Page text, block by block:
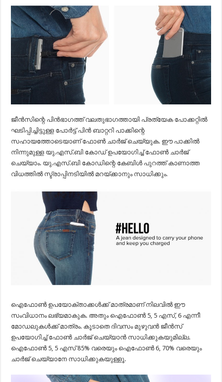
ജീൻസിന്റെ പിൻഭാഗത്ത് വലതുഭാഗത്തായി പ്രത്യേക പോക്കറ്റിൽ
ഘടിപ്പിച്ചിട്ടുള്ള പോർട്ട് പിൻ ബാറ്ററി പാക്കിന്റെ
സഹായത്തോടെയാണ് ഫോൺ ചാർജ് ചെയ്യുക. ഈ പാക്കിൽ
നിന്നുമുള്ള യു.എസ്.ബി കോഡ് ഉപയോഗിച്ച് ഫോൺ ചാർജ്
ചെയ്യാം. യു.എസ്.ബി കോഡിന്റെ കേബിൾ പുറത്ത് കാണാത്ത
വിധത്തിൽ സ്ട്രാപ്പിനടിയിൽ മറയ്ക്കാനും സാധിക്കും.
ഐഫോൺ ഉപയോക്താക്കൾക്ക് മാത്രമാണ് നിലവിൽ ഈ
സംവിധാനം ലഭ്യമാകുക. അതും ഐഫോൺ 5, 5 എസ്, 6 എന്നീ
മോഡലുകൾക്ക് മാത്രം. കൂടാതെ ദിവസം മുഴുവൻ ജീൻസ്
ഉപയോഗിച്ച് ഫോൺ ചാർജ് ചെയ്യാൻ സാധിക്കുകയുമില്ല.
ഐഫോൺ 5, 5 എസ് 85% വരെയും ഐഫോൺ 6, 70% വരെയും
ചാർജ് ചെയ്യാനേ സാധിക്കുകയുള്ളൂ.